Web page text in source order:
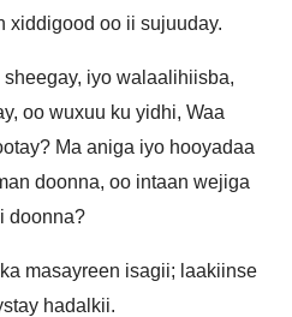
xiddigood oo ii sujuuday.
iyo walaalihiisba,
oo wuxuu ku yidhi, Waa
Ma aniga iyo hooyadaa
doonna, oo intaan wejiga
doonna?
masayreen isagii; laakiinse
hadalkii.